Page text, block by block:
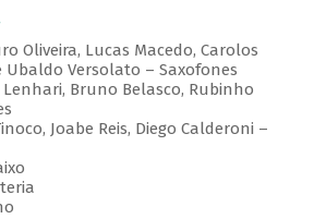
Oliveira, Lucas Macedo, Carolos
Versolato – Saxofones
Lenhari, Bruno Belasco, Rubinho
Joabe Reis, Diego Calderoni –